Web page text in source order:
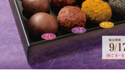
店舗情報
採用情報